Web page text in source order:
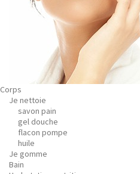
Corps
Je nettoie
savon pain
gel douche
flacon pompe
huile
Je gomme
Bain